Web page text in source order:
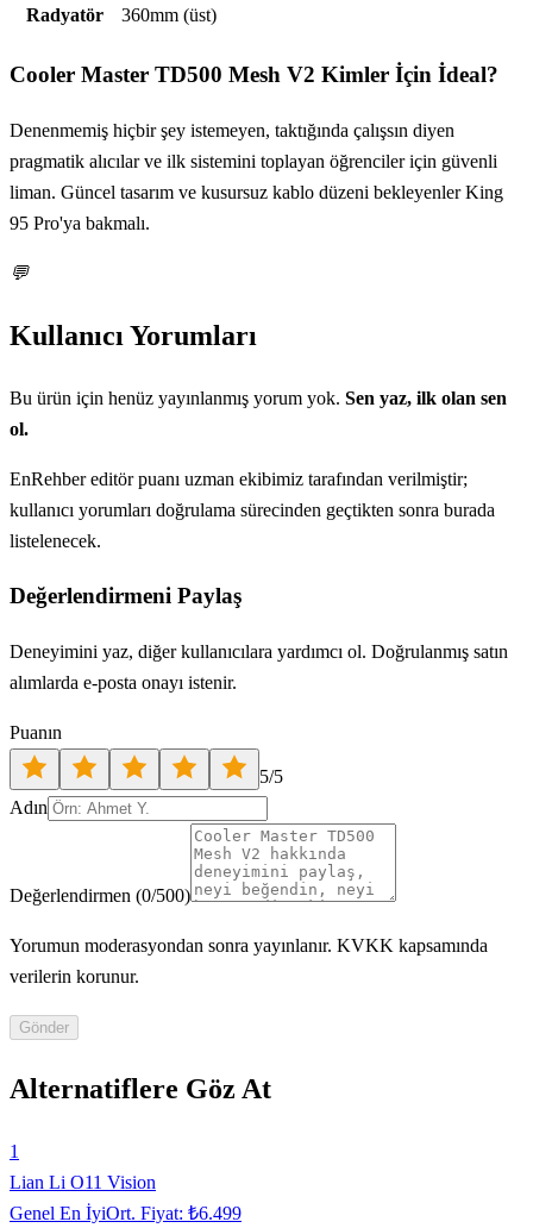
Radyatör
360mm (üst)
Cooler Master TD500 Mesh V2 Kimler İçin İdeal?
Denenmemiş hiçbir şey istemeyen, taktığında çalışsın diyen
pragmatik alıcılar ve ilk sistemini toplayan öğrenciler için güvenli
liman. Güncel tasarım ve kusursuz kablo düzeni bekleyenler King
95 Pro'ya bakmalı.
💬
Kullanıcı Yorumları
Bu ürün için henüz yayınlanmış yorum yok. Sen yaz, ilk olan sen
ol.
EnRehber editör puanı uzman ekibimiz tarafından verilmiştir;
kullanıcı yorumları doğrulama sürecinden geçtikten sonra burada
listelenecek.
Değerlendirmeni Paylaş
Deneyimini yaz, diğer kullanıcılara yardımcı ol. Doğrulanmış satın
alımlarda e-posta onayı istenir.
Puanın
5/5
Adın
Değerlendirmen (0/500)
Yorumun moderasyondan sonra yayınlanır. KVKK kapsamında
verilerin korunur.
Gönder
Alternatiflere Göz At
1
Lian Li O11 Vision
Genel En İyiOrt. Fiyat: ₺6.499